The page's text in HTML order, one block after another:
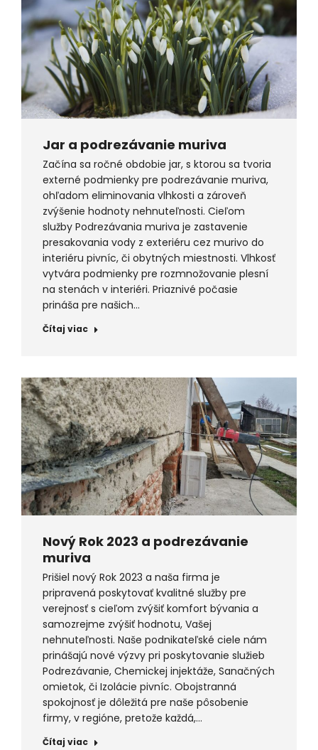
Jar a podrezávanie muriva
Začína sa ročné obdobie jar, s ktorou sa tvoria
externé podmienky pre podrezávanie muriva,
ohľadom eliminovania vlhkosti a zároveň
zvýšenie hodnoty nehnuteľnosti. Cieľom
služby Podrezávania muriva je zastavenie
presakovania vody z exteriéru cez murivo do
interiéru pivníc, či obytných miestnosti. Vlhkosť
vytvára podmienky pre rozmnožovanie plesní
na stenách v interiéri. Priaznivé počasie
prináša pre našich…
Čítaj viac
Nový Rok 2023 a podrezávanie
muriva
Prišiel nový Rok 2023 a naša firma je
pripravená poskytovať kvalitné služby pre
verejnosť s cieľom zvýšiť komfort bývania a
samozrejme zvýšiť hodnotu, Vašej
nehnuteľnosti. Naše podnikateľské ciele nám
prinášajú nové výzvy pri poskytovanie služieb
Podrezávanie, Chemickej injektáže, Sanačných
omietok, či Izolácie pivníc. Obojstranná
spokojnosť je dôležitá pre naše pôsobenie
firmy, v regióne, pretože každá,…
Čítaj viac